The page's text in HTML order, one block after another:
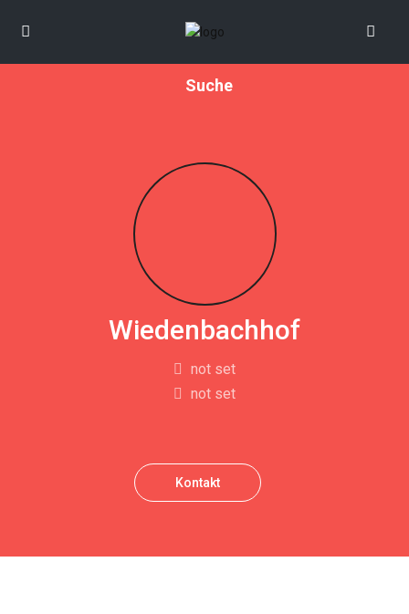
Suche
Wiedenbachhof
not set
not set
Kontakt